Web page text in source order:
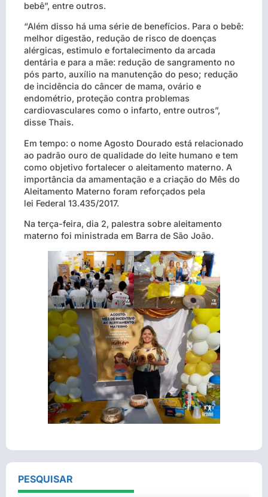
bebê”, entre outros.
“Além disso há uma série de benefícios. Para o bebê:
melhor digestão, redução de risco de doenças
alérgicas, estimulo e fortalecimento da arcada
dentária e para a mãe: redução de sangramento no
pós parto, auxílio na manutenção do peso; redução
de incidência do câncer de mama, ovário e
endométrio, proteção contra problemas
cardiovasculares como o infarto, entre outros”,
disse Thais.
Em tempo: o nome Agosto Dourado está relacionado
ao padrão ouro de qualidade do leite humano e tem
como objetivo fortalecer o aleitamento materno. A
importância da amamentação e a criação do Mês do
Aleitamento Materno foram reforçados pela
lei Federal 13.435/2017.
Na terça-feira, dia 2, palestra sobre aleitamento
materno foi ministrada em Barra de São João.
PESQUISAR